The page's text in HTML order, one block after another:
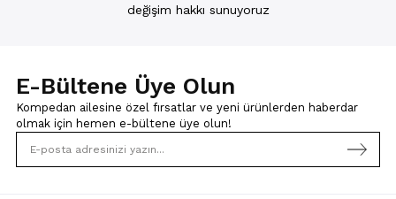
değişim hakkı sunuyoruz
E-Bültene Üye Olun
Kompedan ailesine özel fırsatlar ve yeni ürünlerden haberdar
olmak için hemen e-bültene üye olun!